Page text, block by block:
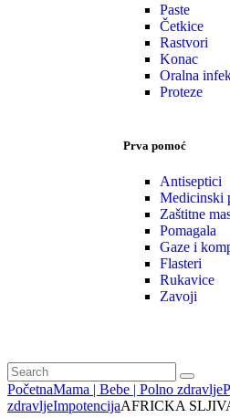
Paste
Četkice
Rastvori
Konac
Oralna
Proteze
Prva pomoć
Antiseptici
Medicinski
Zaštitne
Pomagala
Gaze i
Flasteri
Rukavice
Zavoji
PočetnaMama | Bebe | Polno zdravlje
zdravljeImpotencijaAFRICKA